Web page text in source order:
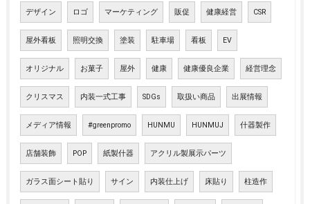
デザイン ロゴ マーケティング 販促 健康経営 CSR
屋外看板 照明交換 塗装 駐車場 看板 EV
オリジナル お菓子 屋外 健康 健康優良企業 経営理念
クリスマス 内装一式工事 SDGs 取扱い商品 出展情報
メディア情報 #greenpromo HUNMU HUNMUJ 什器製作
店舗装飾 POP 紙製什器 アクリル製展示パーツ
ガラス面シート貼り サイン 内装仕上げ 床貼り 柱造作